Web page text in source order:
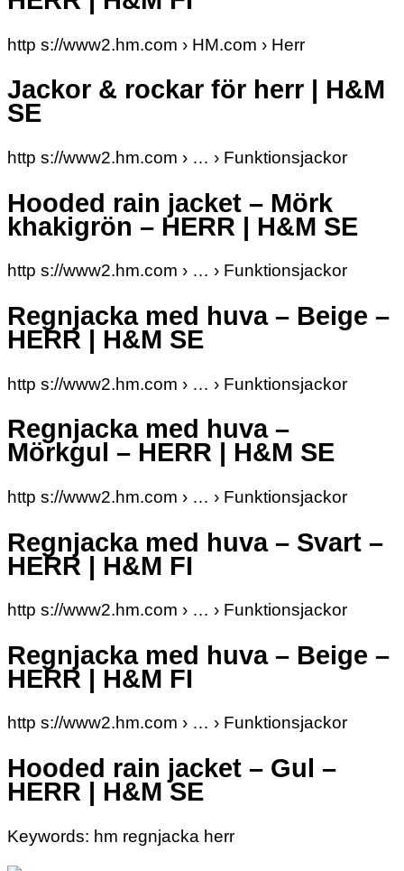
http s://www2.hm.com › HM.com › Herr
Jackor & rockar för herr | H&M
SE
http s://www2.hm.com › … › Funktionsjackor
Hooded rain jacket – Mörk
khakigrön – HERR | H&M SE
http s://www2.hm.com › … › Funktionsjackor
Regnjacka med huva – Beige –
HERR | H&M SE
http s://www2.hm.com › … › Funktionsjackor
Regnjacka med huva –
Mörkgul – HERR | H&M SE
http s://www2.hm.com › … › Funktionsjackor
Regnjacka med huva – Svart –
HERR | H&M FI
http s://www2.hm.com › … › Funktionsjackor
Regnjacka med huva – Beige –
HERR | H&M FI
http s://www2.hm.com › … › Funktionsjackor
Hooded rain jacket – Gul –
HERR | H&M SE
Keywords: hm regnjacka herr